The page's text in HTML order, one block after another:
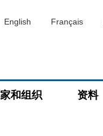
English Français
和组织 资料